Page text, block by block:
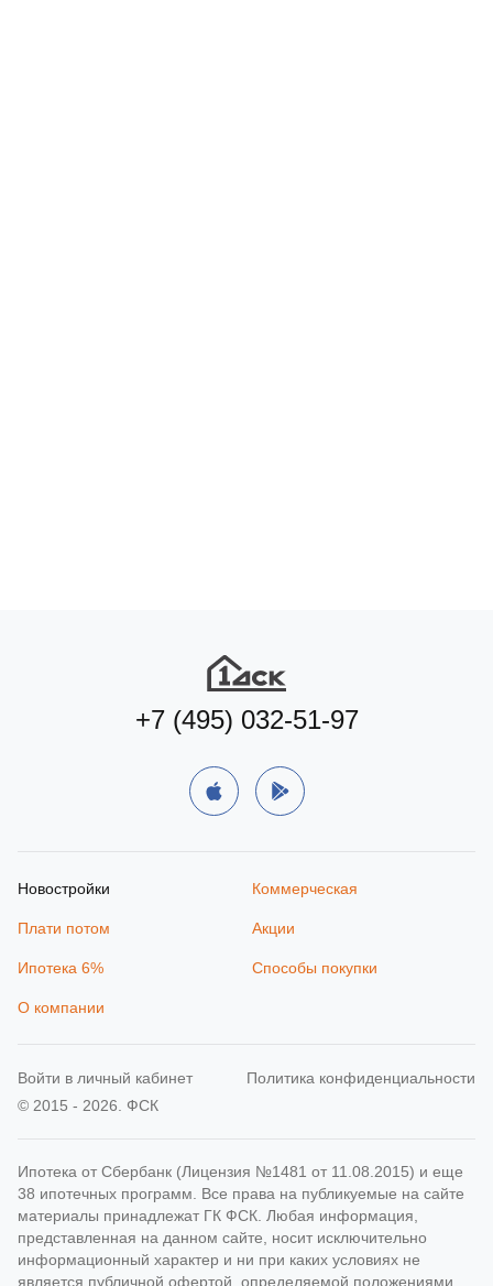
+7 (495) 032-51-97
Новостройки Коммерческая
Плати потом Акции
Ипотека 6% Способы покупки
О компании
© 2015 - 2026. ФСК
Политика конфиденциальности
Ипотека от Сбербанк (Лицензия №1481 от 11.08.2015) и еще
38 ипотечных программ. Все права на публикуемые на сайте
материалы принадлежат ГК ФСК. Любая информация,
представленная на данном сайте, носит исключительно
информационный характер и ни при каких условиях не
является публичной офертой, определяемой положениями
Войти в личный кабинет